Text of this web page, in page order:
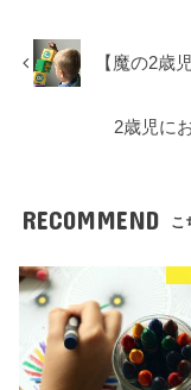
【魔の2歳
2歳児に
RECOMMEND こ